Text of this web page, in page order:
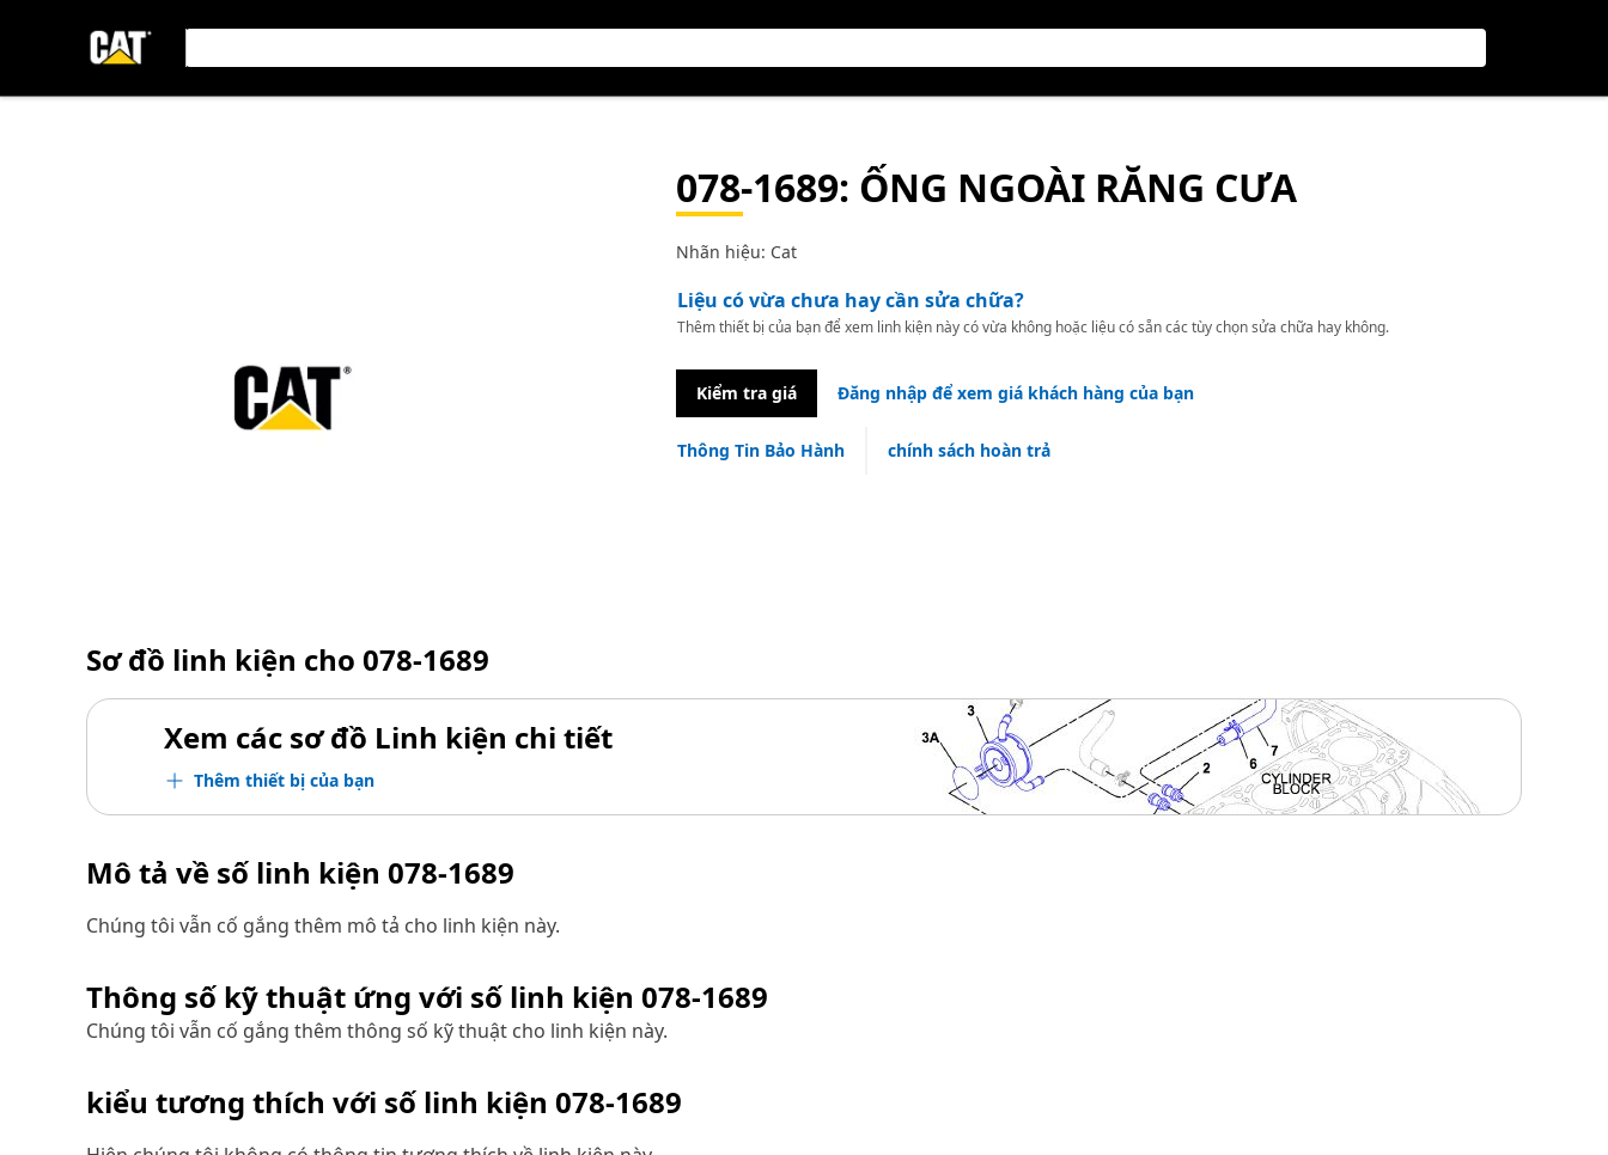
078-1689: ỐNG NGOÀI RĂNG CƯA
Nhãn hiệu: Cat
Liệu có vừa chưa hay cần sửa chữa?
Thêm thiết bị của bạn để xem linh kiện này có vừa không hoặc liệu có sẵn các tùy chọn sửa chữa hay không.
Kiểm tra giá Đăng nhập để xem giá khách hàng của bạn
Thông Tin Bảo Hành chính sách hoàn trả
Sơ đồ linh kiện cho 078-1689
Xem các sơ đồ Linh kiện chi tiết
Thêm thiết bị của bạn
Mô tả về số linh kiện 078-1689
Chúng tôi vẫn cố gắng thêm mô tả cho linh kiện này.
Thông số kỹ thuật ứng với số linh kiện 078-1689
Chúng tôi vẫn cố gắng thêm thông số kỹ thuật cho linh kiện này.
kiểu tương thích với số linh kiện 078-1689